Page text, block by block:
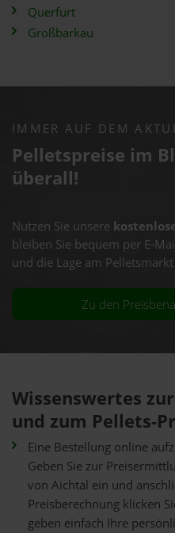
Querfurt
Großbarkau
IMMER AUF DEM
Pelletspreise im
überall!
Nutzen Sie unsere
bleiben Sie bequem per E-
und die Lage am
Zu den
Wissenswertes
und zum Pellets-
Eine Bestellung online
Geben Sie zur
von Aichtal ein und
Preisberechnung klicken
geben einfach Ihre